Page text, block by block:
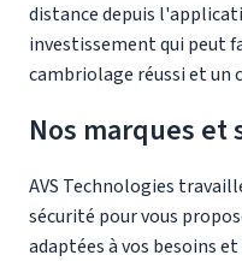
distance depuis
investissement qui peut
cambriolage réussi et un
Nos marques et
AVS Technologies
sécurité pour vous
adaptées à vos besoins